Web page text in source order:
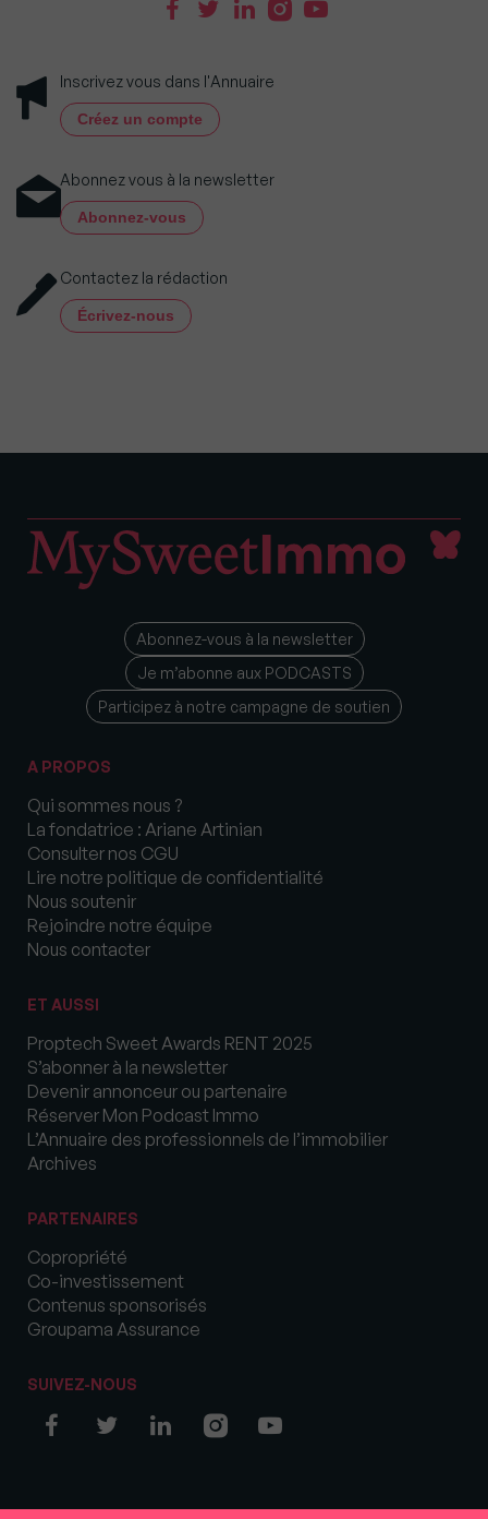
Inscrivez vous dans l'Annuaire
Créez un compte
Abonnez vous à la newsletter
Abonnez-vous
Contactez la rédaction
Écrivez-nous
Abonnez-vous à la newsletter
Je m’abonne aux PODCASTS
Participez à notre campagne de soutien
A PROPOS
Qui sommes nous ?
La fondatrice : Ariane Artinian
Consulter nos CGU
Lire notre politique de confidentialité
Nous soutenir
Rejoindre notre équipe
Nous contacter
ET AUSSI
Proptech Sweet Awards RENT 2025
S’abonner à la newsletter
Devenir annonceur ou partenaire
Réserver Mon Podcast Immo
L’Annuaire des professionnels de l’immobilier
Archives
PARTENAIRES
Copropriété
Co-investissement
Contenus sponsorisés
Groupama Assurance
SUIVEZ-NOUS